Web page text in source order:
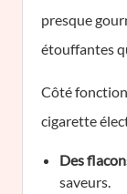
presque
étouffantes
Côté
cigarette
Des
saveurs.